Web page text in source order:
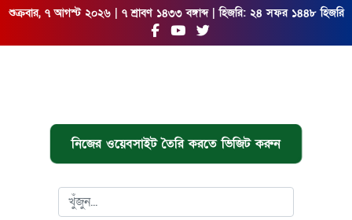
শুক্রবার, ৭ আগস্ট ২০২৬ | ৭ শ্রাবণ ১৪৩৩ বঙ্গাব্দ | হিজরি: ২৪ সফর ১৪৪৮ হিজরি
নিজের ওয়েবসাইট তৈরি করতে ভিজিট করুন